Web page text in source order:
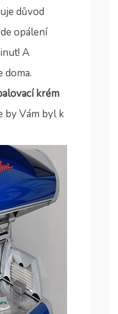
důvod
opálení
A
doma.
krém
by Vám byl k